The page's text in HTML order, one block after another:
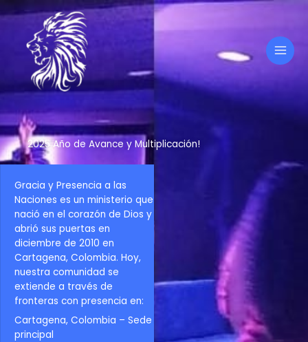
Ir
al
contenido
2025 Año de Avance y Multiplicación!
Gracia y Presencia a las
Naciones es un ministerio que
nació en el corazón de Dios y
abrió sus puertas en
diciembre de 2010 en
Cartagena, Colombia. Hoy,
nuestra comunidad se
extiende a través de
fronteras con presencia en:
Cartagena, Colombia – Sede
principal